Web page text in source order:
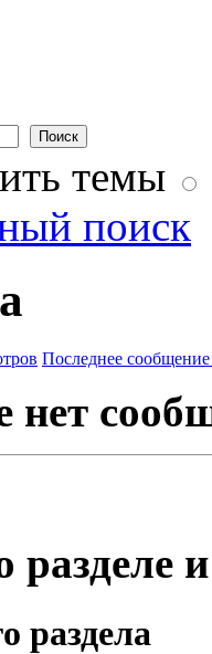
темы
поиск
Последнее сообщение
нет
раздела